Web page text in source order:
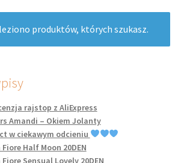
produktów, których szukasz.
rajstop z AliExpress
Amandi – Okiem Jolanty
w ciekawym odcieniu
Half Moon 20DEN
Sensual Lovely 20DEN